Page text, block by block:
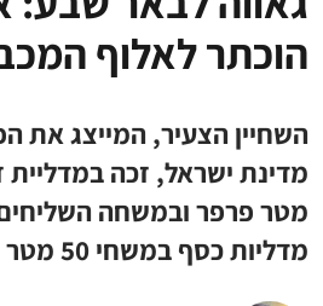
הוכתר לאלוף
השחיין הצעיר, המייצג את
מטר פרפר ובמשחה
מדליות כסף במשחי 50 מטר גב ו-50 מטר פרפר